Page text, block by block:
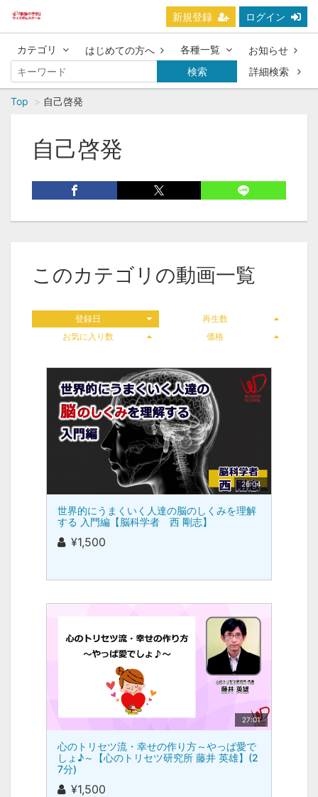
新規登録 ログイン
カテゴリ はじめての方へ 各種一覧
お知らせ
検索
詳細検索
Top 自己啓発
自己啓発
このカテゴリの動画一覧
登録日
再生数
お気に入り数
価格
26:04
世界的にうまくいく人達の脳のしくみを理解
する 入門編【脳科学者 西 剛志】
¥1,500
27:01
心のトリセツ流・幸せの作り方～やっぱ愛で
しょ♪～【心のトリセツ研究所 藤井 英雄】(2
7分)
¥1,500